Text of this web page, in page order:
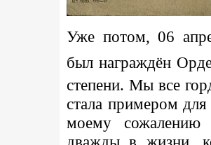
Уже потом, 06
был награждён
степени. Мы все
стала примером
моему сожалению
дважды в жизни,